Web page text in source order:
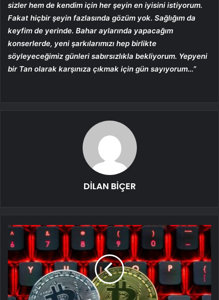
sizler hem de kendim için her şeyin en iyisini istiyorum.
Fakat hiçbir şeyin fazlasında gözüm yok. Sağlığım da
keyfim de yerinde. Bahar aylarında yapacağım
konserlerde, yeni şarkılarımızı hep birlikte
söyleyeceğimiz günleri sabırsızlıkla bekliyorum. Yepyeni
bir Tan olarak karşınıza çıkmak için gün sayıyorum…”
DİLAN BİÇER